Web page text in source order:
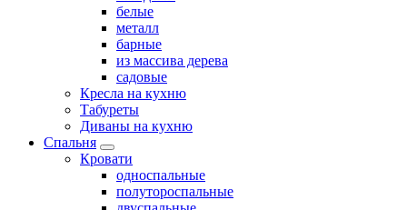
белые
металл
барные
из массива дерева
садовые
Кресла на кухню
Табуреты
Диваны на кухню
Спальня
Кровати
односпальные
полутороспальные